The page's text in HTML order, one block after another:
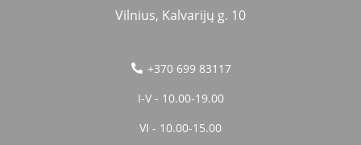
Vilnius, Kalvarijų g. 10
+370 699 83117
I-V - 10.00-19.00
VI - 10.00-15.00